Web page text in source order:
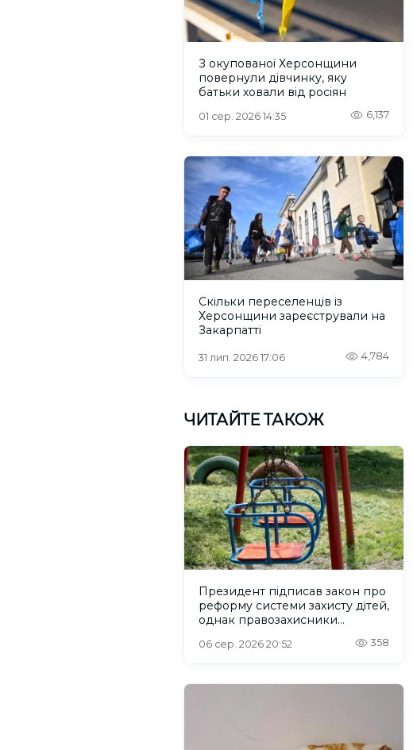
З окупованої Херсонщини
повернули дівчинку, яку
батьки ховали від росіян
01 сер. 2026 14:35 6,137
Скільки переселенців із
Херсонщини зареєстрували на
Закарпатті
31 лип. 2026 17:06 4,784
ЧИТАЙТЕ ТАКОЖ
Президент підписав закон про
реформу системи захисту дітей,
однак правозахисники
06 сер. 2026 20:52 358